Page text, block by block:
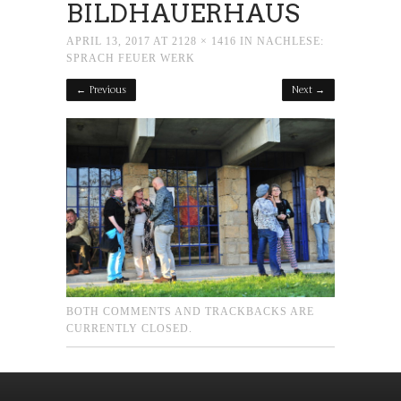
BILDHAUERHAUS
APRIL 13, 2017 AT 2128 × 1416 IN NACHLESE:
SPRACH FEUER WERK
← Previous Next →
BOTH COMMENTS AND TRACKBACKS ARE
CURRENTLY CLOSED.